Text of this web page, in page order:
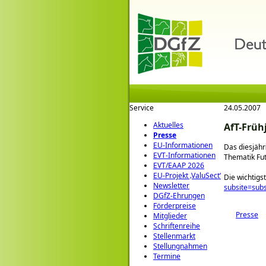
Service
Aktuelles
Presse
EU-Informationen
EVT-Informationen
EVT/EAAP 2026
EU-Projekt ‚ValuSect‘
Newsletter
DGfZ-Ehrungen
Förderpreise
Mitglieder
Schriftenreihe
Stellenmarkt
Stellungnahmen
Termine
24.05.2007
AfT-
Das
Thematik
Die
Presse